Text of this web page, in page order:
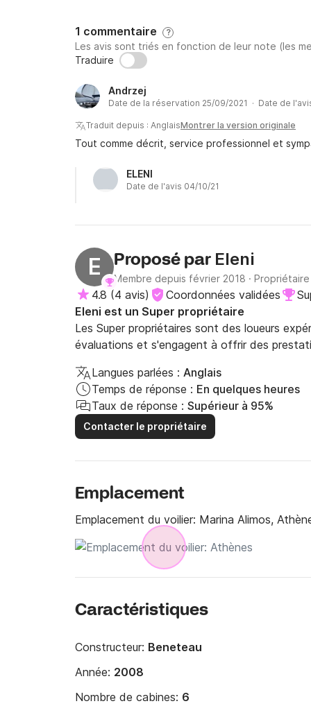
1 commentaire ?
Les avis sont triés en fonction de leur note (les
Traduire
Andrzej
Date de la réservation 25/09/2021 · Date de
Traduit depuis : AnglaisMontrer la version originale
Tout comme décrit, service professionnel et
ELENI
Date de l'avis 04/10/21
E Proposé par Eleni
Membre depuis février 2018 ·
4.8 (4 avis) Coordonnées validées
Eleni est un Super propriétaire
Les Super propriétaires sont des loueurs
évaluations et s'engagent à offrir des
Langues parlées : Anglais
Temps de réponse : En quelques heures
Taux de réponse : Supérieur à 95%
Contacter le propriétaire
Emplacement
Emplacement du voilier: Marina Alimos,
Caractéristiques
Constructeur: Beneteau
Année: 2008
Nombre de cabines: 6